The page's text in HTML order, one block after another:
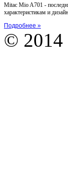
Mitac Mio A701 -
характеристикам и
Подробнее »
© 2014